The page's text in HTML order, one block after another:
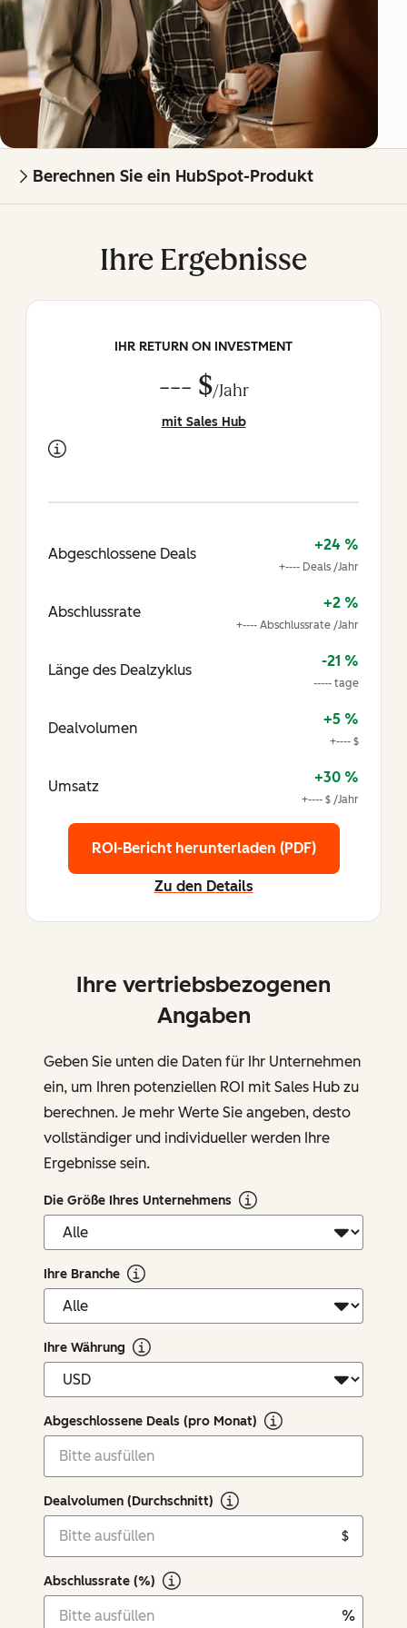
Berechnen Sie ein HubSpot-Produkt
Ihre vertriebsbezogenen
Angaben
Geben Sie unten die Daten für Ihr Unternehmen
ein, um Ihren potenziellen ROI mit Sales Hub zu
berechnen. Je mehr Werte Sie angeben, desto
vollständiger und individueller werden Ihre
Ergebnisse sein.
Die Größe Ihres Unternehmens
Ihre Branche
Ihre Währung
Abgeschlossene Deals (pro Monat)
Dealvolumen (Durchschnitt)
$
Abschlussrate (%)
%
Ihre Ergebnisse
IHR RETURN ON INVESTMENT
--- $/Jahr
mit Sales Hub
Abgeschlossene Deals
+24 %
+---- Deals /Jahr
Abschlussrate
+2 %
+---- Abschlussrate /Jahr
Länge des Dealzyklus
-21 %
----- tage
Dealvolumen
+5 %
+---- $
Umsatz
+30 %
+---- $ /Jahr
Zu den Details
ROI-Bericht herunterladen (PDF)